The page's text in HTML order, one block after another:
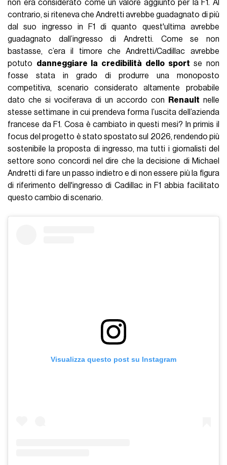
non era considerato come un valore aggiunto per la F1. Al
contrario, si riteneva che Andretti avrebbe guadagnato di più
dal suo ingresso in F1 di quanto quest'ultima avrebbe
guadagnato dall’ingresso di Andretti. Come se non
bastasse, c’era il timore che Andretti/Cadillac avrebbe
potuto danneggiare la credibilità dello sport se non
fosse stata in grado di produrre una monoposto
competitiva, scenario considerato altamente probabile
dato che si vociferava di un accordo con
Renault nelle
stesse settimane in cui prendeva forma l’uscita dell’azienda
francese da F1. Cosa è cambiato in questi mesi? In primis il
focus del progetto è stato spostato sul 2026, rendendo più
sostenibile la proposta di ingresso, ma tutti i giornalisti del
settore sono concordi nel dire che la decisione di Michael
Andretti di fare un passo indietro e di non essere più la figura
di riferimento dell'ingresso di Cadillac in F1 abbia facilitato
questo cambio di scenario.
Visualizza questo post su Instagram